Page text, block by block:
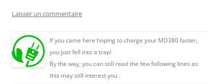
Laisser un commentaire
If you came here hoping to charge your MD380 faster,
you just fell into a trap!
By the way, you can still read the few following lines as
this may still interest you .